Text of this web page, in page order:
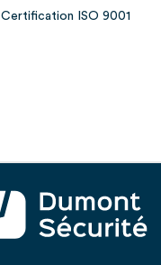
Certification ISO 9001